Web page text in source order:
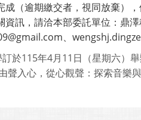
成（逾期繳交者，視同放棄）
資訊，請洽本部委託單位：鼎
、
於115年4月11日（星期六）
聲入心，從心觀聲：探索音樂